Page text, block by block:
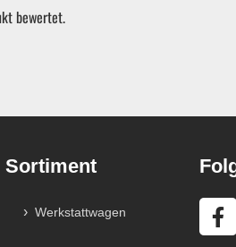
bewertet.
Sortiment
Werkstattwagen